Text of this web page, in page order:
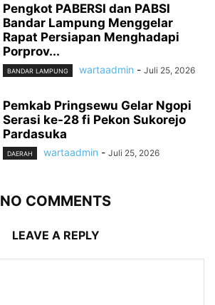
Pengkot PABERSI dan PABSI
Bandar Lampung Menggelar
Rapat Persiapan Menghadapi
Porprov...
BANDAR LAMPUNG wartaadmin - Juli 25, 2026
Pemkab Pringsewu Gelar Ngopi
Serasi ke-28 fi Pekon Sukorejo
Pardasuka
DAERAH wartaadmin - Juli 25, 2026
NO COMMENTS
LEAVE A REPLY